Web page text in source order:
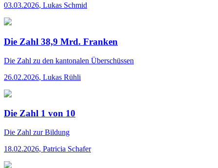
03.03.2026, Lukas Schmid
Die Zahl 38,9 Mrd. Franken
Die Zahl zu den kantonalen Überschüssen
26.02.2026, Lukas Rühli
Die Zahl 1 von 10
Die Zahl zur Bildung
18.02.2026, Patricia Schafer